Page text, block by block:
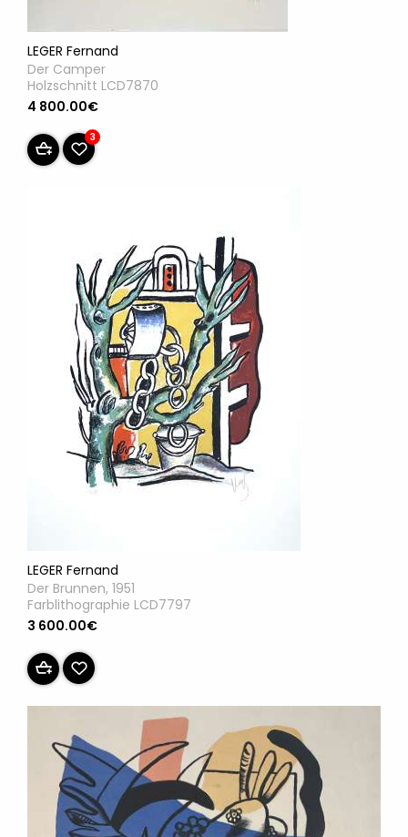
LEGER Fernand
Der Camper
Holzschnitt LCD7870
4 800.00€
3
LEGER Fernand
Der Brunnen, 1951
Farblithographie LCD7797
3 600.00€